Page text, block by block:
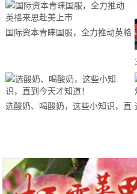
国际资本青睐国服，全力推动英格
选酸奶、喝酸奶，这些小知识，直